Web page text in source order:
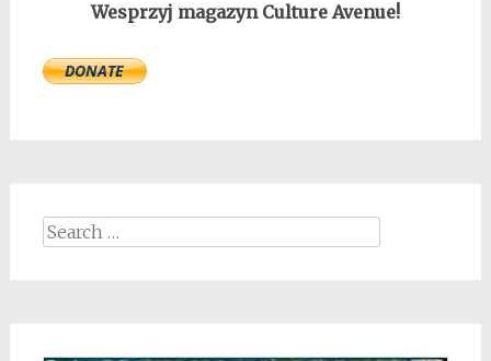
Wesprzyj magazyn Culture Avenue!
Search